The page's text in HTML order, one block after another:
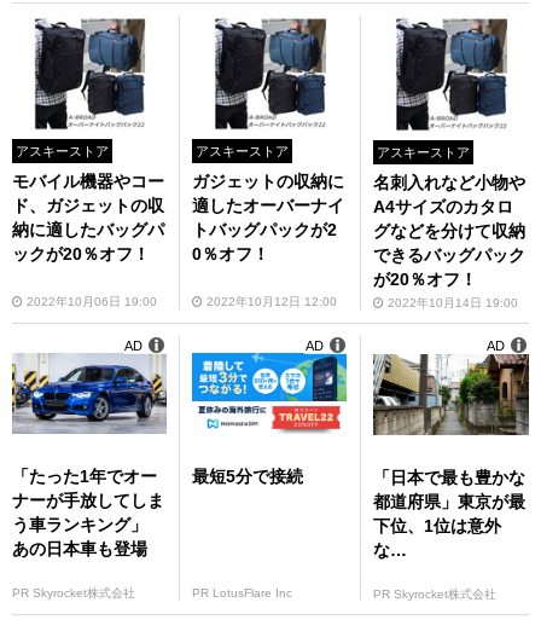
アスキーストア
モバイル機器やコー
ド、ガジェットの収
納に適したバッグパ
ックが20％オフ！
2022年10月06日 19:00
アスキーストア
ガジェットの収納に
適したオーバーナイ
トバッグパックが2
0％オフ！
2022年10月12日 12:00
アスキーストア
名刺入れなど小物や
A4サイズのカタロ
グなどを分けて収納
できるバッグパック
が20％オフ！
2022年10月14日 19:00
「たった1年でオー
ナーが手放してしま
う車ランキング」
あの日本車も登場
PR Skyrocket株式会社
AD
最短5分で接続
PR LotusFlare Inc
AD
「日本で最も豊かな
都道府県」東京が最
下位、1位は意外
な…
PR Skyrocket株式会社
AD